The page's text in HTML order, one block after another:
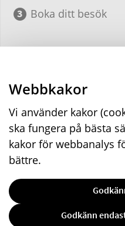
Webbkakor
Vi använder kakor
ska fungera på bästa
kakor för webbanalys
bättre.
Godkänn
Boka ditt besök
Skicka in